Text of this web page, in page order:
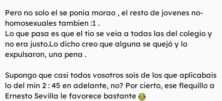
Pero no solo el se ponía morao , el resto de jovenes no-
homosexuales tambien :1 .
Lo que pasa es que el tio se veia a todas las del colegio y
no era justo.Lo dicho creo que alguna se quejó y lo
expulsaron, una pena .
Supongo que casi todos vosotros sois de los que aplicabais
lo del min 2 : 45 en adelante, no? Por cierto, ese flequillo a
Ernesto Sevilla le favorece bastante